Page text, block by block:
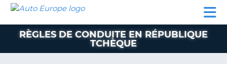
LOCATION
VOITURE
CAMPING-
CAR
CLIENT
AUTO
EUROPE
LOCATION
VOITURE
RÈGLES DE CONDUITE EN RÉPUBLIQUE
TCHÈQUE